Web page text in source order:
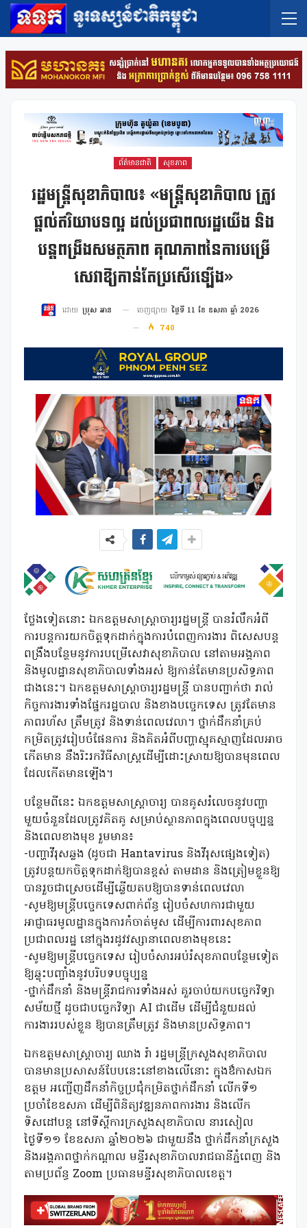
ព័ត៌មានជាតិ សុខភាព
រដ្ឋមន្រ្តីសុខាភិបាល៖ «មន្រ្តីសុខាភិបាល ត្រូវ
ផ្តល់ឥរិយាបទល្អ ដល់ប្រជាពលរដ្ឋយើង និង
បន្តពង្រឹងសមត្ថភាព គុណភាពនៃការបម្រើ
សេវាឱ្យកាន់តែប្រសើរឡើង»
ដោយ ប្រុស អាន ចេញផ្សាយ ថ្ងៃទី 11 ខែ ឧសភា ឆ្នាំ 2026
740
ថ្លែងទៀតនោះ ឯកឧត្តមសាស្រ្តាចារ្យរដ្ឋមន្រ្តី បានរំលឹកអំពី
ការបន្តការយកចិត្តទុកដាក់ក្នុងការបំពេញការងារ ពិសេសបន្ត
ពង្រឹងបន្ថែមនូវការបម្រើសេវាសុខាភិបាល នៅតាមអង្គភាព
និងមូលដ្ឋានសុខាភិបាលទាំងអស់ ឱ្យកាន់តែមានប្រសិទ្ធភាព
ជាងនេះ។ ឯកឧត្តមសាស្រ្តាចារ្យរដ្ឋមន្រ្តី បានបញ្ជាក់ថា រាល់
កិច្ចការងារទាំងផ្នែករដ្ឋបាល និងខាងបច្ចេកទេស ត្រូវតែមាន
ភាពរហ័ស ត្រឹមត្រូវ និងទាន់ពេលវេលា។ ថ្នាក់ដឹកនាំគ្រប់
កម្រិតត្រូវរៀបចំផែនការ និងគិតអំពីបញ្ហាស្មុគស្មាញដែលអាច
កើតមាន នឹងរិះរកវិធីសាស្រ្តដើម្បីដោះស្រាយឱ្យបានមុនពេល
ដែលកើតមានឡើង។
បន្ថែមពីនេះ ឯកឧត្តមសាស្រ្តាចារ្យ បានគូសរំលេចនូវបញ្ហា
មួយចំនួនដែលត្រូវគិតគូ សម្រាប់ស្ថានភាពក្នុងពេលបច្ចុប្បន្ន
និងពេលខាងមុខ រួមមាន៖
-បញ្ហាវីរុសឆ្លង (ដូចជា Hantavirus និងវីរុសផ្សេងទៀត)
ត្រូវបន្តយកចិត្តទុកដាក់ឱ្យបានខ្ពស់ តាមដាន និងត្រៀមខ្លួនឱ្យ
បានរួចជាស្រេចដើម្បីឆ្លើយតបឱ្យបានទាន់ពេលវេលា
-សូមឱ្យមន្រ្តីបច្ចេកទេសពាក់ព័ន្ធ រៀបចំសហការជាមួយ
អាជ្ញាធរមូលដ្ឋានក្នុងការកំចាត់មូស ដើម្បីការពារសុខភាព
ប្រជាពលរដ្ឋ នៅក្នុងរដូវវស្សានាពេលខាងមុខនេះ
-សូមឱ្យមន្រ្តីបច្ចេកទេស រៀបចំសារអប់រំសុខភាពបន្ថែមទៀត
ឱ្យឆ្លុះបញ្ចាំងនូវបរិបទបច្ចុប្បន្ន
-ថ្នាក់ដឹកនាំ និងមន្រ្តីរាជការទាំងអស់ គួរចាប់យកបច្ចេកវិទ្យា
សម័យថ្មី ដូចជាបច្ចេកវិទ្យា AI ជាដើម ដើម្បីជំនួយដល់
ការងាររបស់ខ្លួន ឱ្យបានត្រឹមត្រូវ និងមានប្រសិទ្ធភាព។
ឯកឧត្តមសាស្ត្រាចារ្យ ឈាង រ៉ា រដ្ឋមន្ត្រីក្រសួងសុខាភិបាល
បានមានប្រសាសន៍បែបនេះនៅខាងលើនោះ ក្នុងឳកាសឯក
ឧត្តម អញ្ជើញដឹកនាំកិច្ចប្រជុំកម្រិតថ្នាក់ដឹកនាំ លើកទី១
ប្រចាំខែឧសភា ដើម្បីពិនិត្យវឌ្ឍនភាពការងារ និងលើក
ទិសដៅបន្ត នៅទីស្ដីការក្រសួងសុខាភិបាល នារសៀល
ថ្ងៃទី១១ ខែឧសភា ឆ្នាំ២០២៦ ជាមួយនឹង ថ្នាក់ដឹកនាំក្រសួង
និងអង្គភាពថ្នាក់កណ្តាល មន្ទីរសុខាភិបាលរាជធានីភ្នំពេញ និង
តាមប្រព័ន្ធ Zoom ប្រធានមន្ទីរសុខាភិបាលខេត្ត។